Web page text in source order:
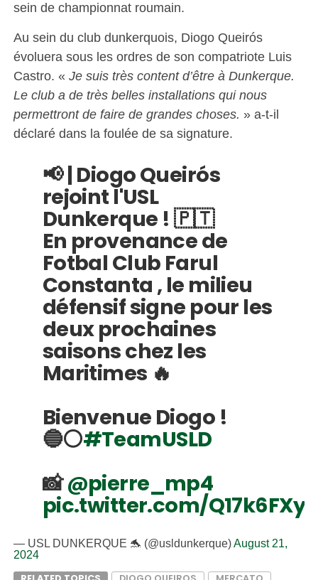
sein de championnat roumain.
Au sein du club dunkerquois, Diogo Queirós
évoluera sous les ordres de son compatriote Luis
Castro. « Je suis très content d’être à Dunkerque.
Le club a de très belles installations qui nous
permettront de faire de grandes choses. » a-t-il
déclaré dans la foulée de sa signature.
📢 | Diogo Queirós
rejoint l'USL
Dunkerque ! 🇵🇹
En provenance de
Fotbal Club Farul
Constanta , le milieu
défensif signe pour les
deux prochaines
saisons chez les
Maritimes 🔥
Bienvenue Diogo !
🔵⚪#TeamUSLD
📸@pierre_mp4
pic.twitter.com/
— USL DUNKERQUE 🐬 (@usldunkerque)August 21,
2024